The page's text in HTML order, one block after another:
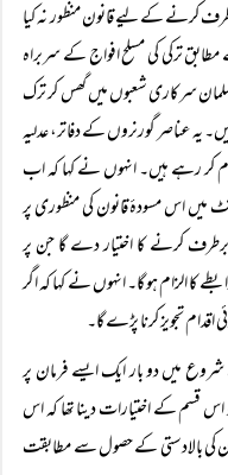
کرنے کے لیے قانون منظور نہ کیا
ترکی کی مسلح افواج کے سربراہ
سرکاری شعبوں میں گھس کر ترک
عناصر گورنروں کے دفاتر، عدلیہ
کر رہے ہیں۔ انہوں نے کہا کہ اب
میں اس مسودۂ قانون کی منظوری پر
کرنے کا اختیار دے گا جن پر
کا الزام ہو گا۔ انہوں نے کہا کہ اگر
تجویز کرنا پڑے گا۔
میں دو بار ایک ایسے فرمان پر
اس قسم کے اختیارات دینا تھا کہ اس
کی بالادستی کے حصول سے مطابقت